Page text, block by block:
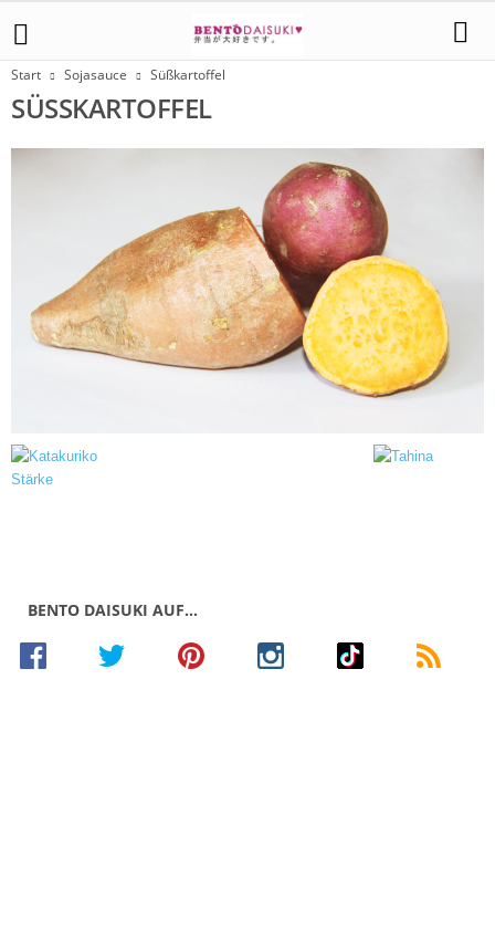
Start Sojasauce Süßkartoffel
SÜSSKARTOFFEL
BENTO DAISUKI AUF…